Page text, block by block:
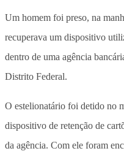
Um homem foi preso, na
recuperava um dispositivo
dentro de uma agência
Distrito Federal.
O estelionatário foi detido no
dispositivo de retenção de
da agência. Com ele foram